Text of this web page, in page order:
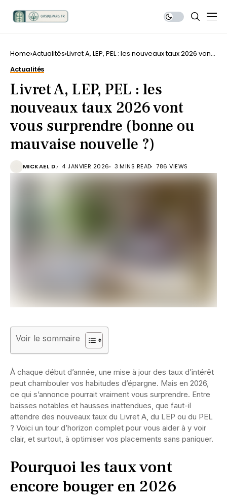
Home Actualités Livret A, LEP, PEL : les nouveaux taux 2026 vont
Actualités
Livret A, LEP, PEL : les
nouveaux taux 2026 vont
vous surprendre (bonne ou
mauvaise nouvelle ?)
MICKAEL D. 4 JANVIER 2026 3 MINS READ 786 VIEWS
Voir le sommaire
À chaque début d’année, une mise à jour des taux d’intérêt
peut chambouler vos habitudes d’épargne. Mais en 2026,
ce qui s’annonce pourrait vraiment vous surprendre. Entre
baisses notables et hausses inattendues, que faut-il
attendre des nouveaux taux du Livret A, du LEP ou du PEL
? Voici un tour d’horizon complet pour vous aider à y voir
clair, et surtout, à optimiser vos placements sans paniquer.
Pourquoi les taux vont
encore bouger en 2026